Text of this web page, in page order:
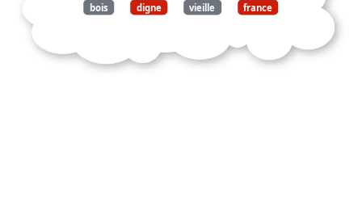
bois digne vieille france
bordure beauce vallée